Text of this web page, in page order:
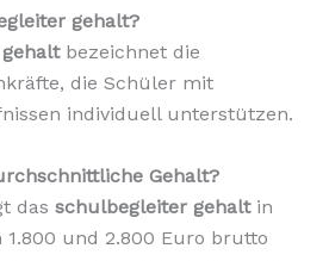
gehalt?
bezeichnet die
die Schüler mit
individuell unterstützen.
Gehalt?
das schulbegleiter gehaltin
1.800 und 2.800 Euro brutto